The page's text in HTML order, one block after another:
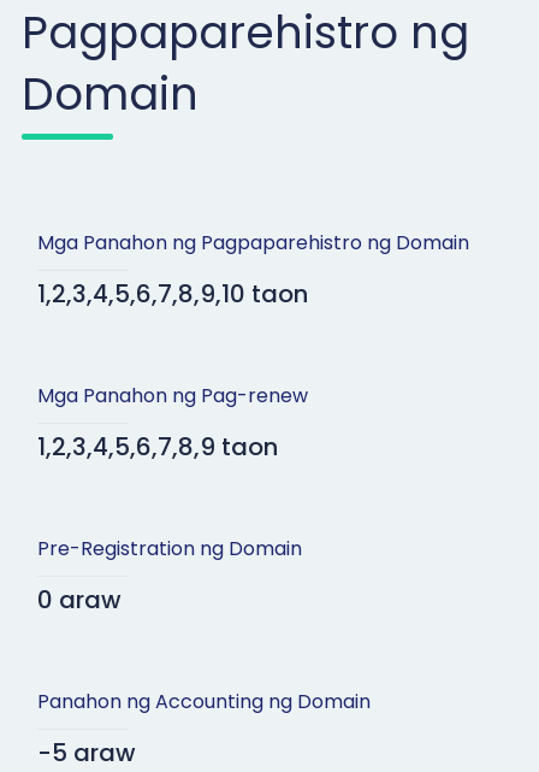
Pagpaparehistro ng
Domain
Mga Panahon ng Pagpaparehistro ng Domain
1,2,3,4,5,6,7,8,9,10 taon
Mga Panahon ng Pag-renew
1,2,3,4,5,6,7,8,9 taon
Pre-Registration ng Domain
0 araw
Panahon ng Accounting ng Domain
-5 araw